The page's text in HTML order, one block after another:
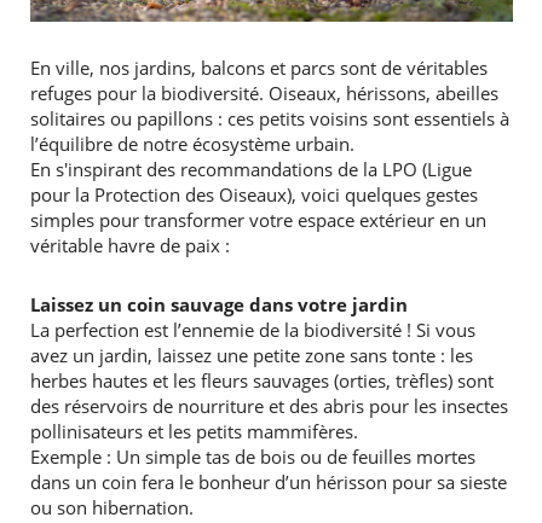
En ville, nos jardins, balcons et parcs sont de véritables
refuges pour la biodiversité. Oiseaux, hérissons, abeilles
solitaires ou papillons : ces petits voisins sont essentiels à
l’équilibre de notre écosystème urbain.
En s'inspirant des recommandations de la LPO (Ligue
pour la Protection des Oiseaux), voici quelques gestes
simples pour transformer votre espace extérieur en un
véritable havre de paix :
Laissez un coin sauvage dans votre jardin
La perfection est l’ennemie de la biodiversité ! Si vous
avez un jardin, laissez une petite zone sans tonte : les
herbes hautes et les fleurs sauvages (orties, trèfles) sont
des réservoirs de nourriture et des abris pour les insectes
pollinisateurs et les petits mammifères.
Exemple : Un simple tas de bois ou de feuilles mortes
dans un coin fera le bonheur d’un hérisson pour sa sieste
ou son hibernation.